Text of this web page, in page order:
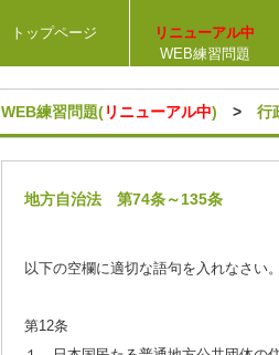
トップページ
リニューアル中
WEB練習問題
WEB練習問題(リニューアル中) > 行
地方自治法 第74条～135条
以下の空欄に適切な語句を入れなさい。
第12条